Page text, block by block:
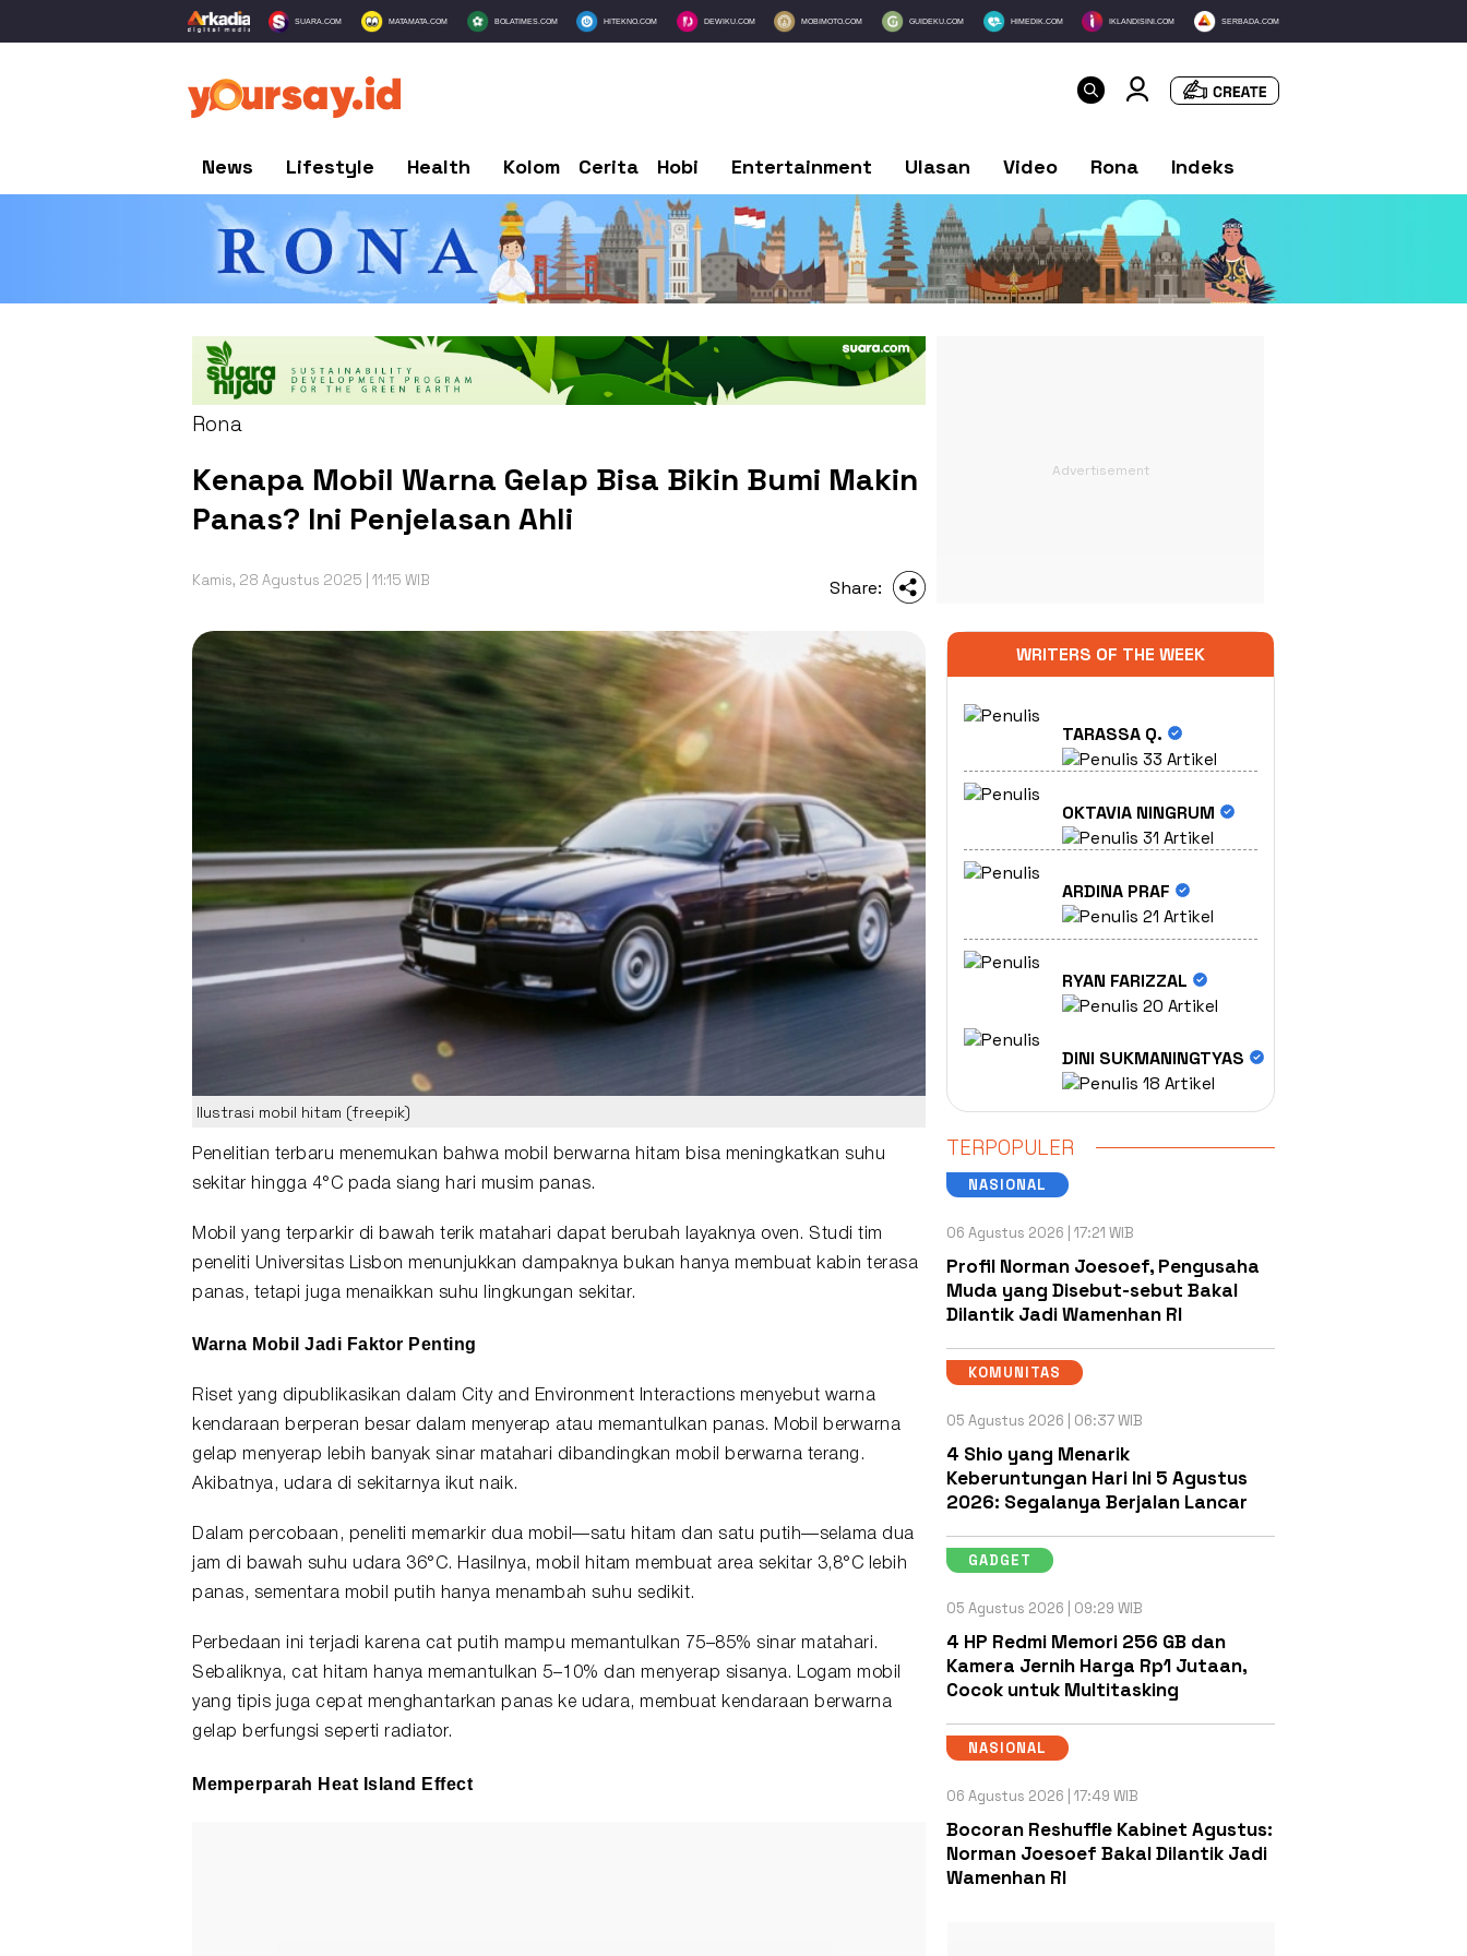
SUARA.COM MATAMATA.COM BOLATIMES.COM HITEKNO.COM DEWIKU.COM MOBIMOTO.COM GUIDEKU.COM HIMEDIK.COM IKLANDISINI.COM SERBADA.COM
News Lifestyle Health Kolom Cerita Hobi Entertainment Ulasan Video Rona Indeks
Rona
Kenapa Mobil Warna Gelap Bisa Bikin Bumi Makin
Panas? Ini Penjelasan Ahli
Kamis, 28 Agustus 2025 | 11:15 WIB Share:
Ilustrasi mobil hitam (freepik)
Penelitian terbaru menemukan bahwa mobil berwarna hitam bisa meningkatkan suhu
sekitar hingga 4°C pada siang hari musim panas.
Mobil yang terparkir di bawah terik matahari dapat berubah layaknya oven. Studi tim
peneliti Universitas Lisbon menunjukkan dampaknya bukan hanya membuat kabin terasa
panas, tetapi juga menaikkan suhu lingkungan sekitar.
Warna Mobil Jadi Faktor Penting
Riset yang dipublikasikan dalam City and Environment Interactions menyebut warna
kendaraan berperan besar dalam menyerap atau memantulkan panas. Mobil berwarna
gelap menyerap lebih banyak sinar matahari dibandingkan mobil berwarna terang.
Akibatnya, udara di sekitarnya ikut naik.
Dalam percobaan, peneliti memarkir dua mobil—satu hitam dan satu putih—selama dua
jam di bawah suhu udara 36°C. Hasilnya, mobil hitam membuat area sekitar 3,8°C lebih
panas, sementara mobil putih hanya menambah suhu sedikit.
Perbedaan ini terjadi karena cat putih mampu memantulkan 75–85% sinar matahari.
Sebaliknya, cat hitam hanya memantulkan 5–10% dan menyerap sisanya. Logam mobil
yang tipis juga cepat menghantarkan panas ke udara, membuat kendaraan berwarna
gelap berfungsi seperti radiator.
Memperparah Heat Island Effect
WRITERS OF THE WEEK
TARASSA Q.
33 Artikel
OKTAVIA NINGRUM
31 Artikel
ARDINA PRAF
21 Artikel
RYAN FARIZZAL
20 Artikel
DINI SUKMANINGTYAS
18 Artikel
TERPOPULER
NASIONAL
06 Agustus 2026 | 17:21 WIB
Profil Norman Joesoef, Pengusaha
Muda yang Disebut-sebut Bakal
Dilantik Jadi Wamenhan RI
KOMUNITAS
05 Agustus 2026 | 06:37 WIB
4 Shio yang Menarik
Keberuntungan Hari Ini 5 Agustus
2026: Segalanya Berjalan Lancar
GADGET
05 Agustus 2026 | 09:29 WIB
4 HP Redmi Memori 256 GB dan
Kamera Jernih Harga Rp1 Jutaan,
Cocok untuk Multitasking
NASIONAL
06 Agustus 2026 | 17:49 WIB
Bocoran Reshuffle Kabinet Agustus:
Norman Joesoef Bakal Dilantik Jadi
Wamenhan RI